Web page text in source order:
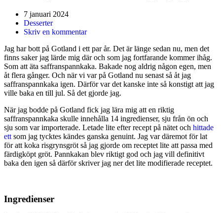
7 januari 2024
Desserter
Skriv en kommentar
Jag har bott på Gotland i ett par år. Det är länge sedan nu, men det
finns saker jag lärde mig där och som jag fortfarande kommer ihåg.
Som att äta saffranspannkaka. Bakade nog aldrig någon egen, men
åt flera gånger. Och när vi var på Gotland nu senast så åt jag
saffranspannkaka igen. Därför var det kanske inte så konstigt att jag
ville baka en till jul. Så det gjorde jag.
När jag bodde på Gotland fick jag lära mig att en riktig
saffranspannkaka skulle innehålla 14 ingredienser, sju från ön och
sju som var importerade. Letade lite efter recept på nätet och hittade
ett som jag tycktes kändes ganska genuint. Jag var däremot för lat
för att koka risgrynsgröt så jag gjorde om receptet lite att passa med
färdigköpt gröt. Pannkakan blev riktigt god och jag vill definitivt
baka den igen så därför skriver jag ner det lite modifierade receptet.
Ingredienser